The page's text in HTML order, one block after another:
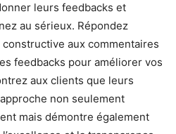
leurs feedbacks et
au sérieux. Répondez
aux commentaires
feedbacks pour améliorer vos
aux clients que leurs
non seulement
mais démontre également